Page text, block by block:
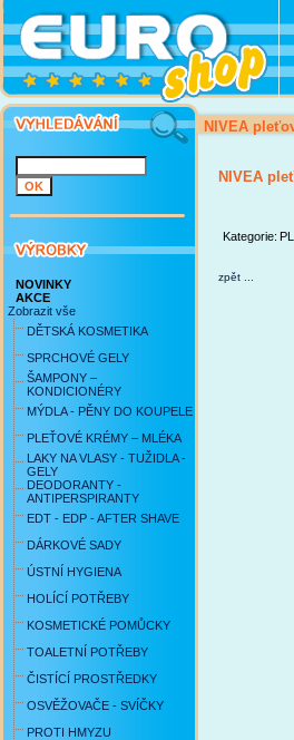
NOVINKY
AKCE
Zobrazit vše
DĚTSKÁ KOSMETIKA
SPRCHOVÉ GELY
ŠAMPONY –
KONDICIONÉRY
MÝDLA - PĚNY DO KOUPELE
PLEŤOVÉ KRÉMY – MLÉKA
LAKY NA VLASY - TUŽIDLA -
GELY
DEODORANTY -
ANTIPERSPIRANTY
EDT - EDP - AFTER SHAVE
DÁRKOVÉ SADY
ÚSTNÍ HYGIENA
HOLÍCÍ POTŘEBY
KOSMETICKÉ POMŮCKY
TOALETNÍ POTŘEBY
ČISTÍCÍ PROSTŘEDKY
OSVĚŽOVAČE - SVÍČKY
PROTI HMYZU
NIVEA
NIVEA
Kategorie:
zpět ...